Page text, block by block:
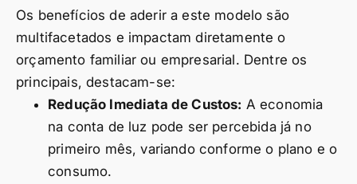
Os benefícios de aderir a este modelo são
multifacetados e impactam diretamente o
orçamento familiar ou empresarial. Dentre os
principais, destacam-se:
Redução Imediata de Custos: A economia
na conta de luz pode ser percebida já no
primeiro mês, variando conforme o plano e o
consumo.